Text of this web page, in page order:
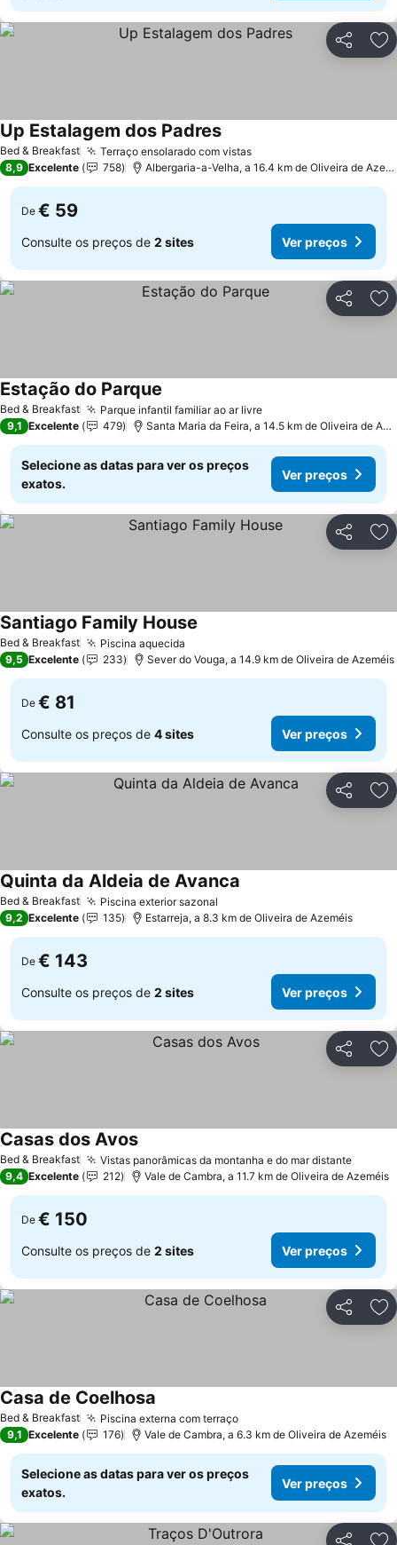
Partilhar
Bed & Breakfast Terraço ensolarado com vistas
Up Estalagem dos Padres
8,9 Excelente 758 Albergaria-a-Velha, a 16.4 km de Oliveira de Azeméis
De € 59
Consulte os preços de 2 sites Ver preços
Partilhar
Bed & Breakfast Parque infantil familiar ao ar livre
Estação do Parque
9,1 Excelente 479 Santa Maria da Feira, a 14.5 km de Oliveira de Azeméis
Selecione as datas para ver os preços
exatos.
Ver preços
Partilhar
Bed & Breakfast Piscina aquecida
Santiago Family House
9,5 Excelente 233 Sever do Vouga, a 14.9 km de Oliveira de Azeméis
De € 81
Consulte os preços de 4 sites Ver preços
Partilhar
Bed & Breakfast Piscina exterior sazonal
Quinta da Aldeia de Avanca
9,2 Excelente 135 Estarreja, a 8.3 km de Oliveira de Azeméis
De € 143
Consulte os preços de 2 sites Ver preços
Partilhar
Bed & Breakfast Vistas panorâmicas da montanha e do mar distante
Casas dos Avos
9,4 Excelente 212 Vale de Cambra, a 11.7 km de Oliveira de Azeméis
De € 150
Consulte os preços de 2 sites Ver preços
Partilhar
Bed & Breakfast Piscina externa com terraço
Casa de Coelhosa
9,1 Excelente 176 Vale de Cambra, a 6.3 km de Oliveira de Azeméis
Selecione as datas para ver os preços
exatos.
Ver preços